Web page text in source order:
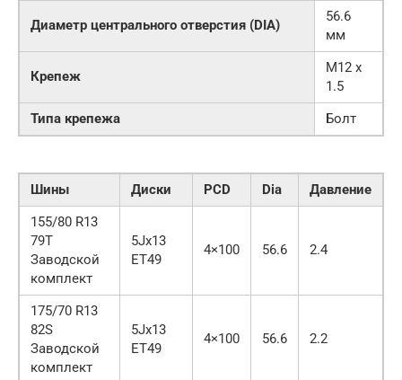
Диаметр центрального отверстия (DIA)
56.6
мм
Крепеж
M12 x
1.5
Типа крепежа
Болт
Шины Диски PCD Dia
Давление
155/80 R13
79T
Заводской
комплект
5Jx13
ET49
4×100 56.6 2.4
175/70 R13
82S
Заводской
комплект
5Jx13
ET49
4×100 56.6 2.2